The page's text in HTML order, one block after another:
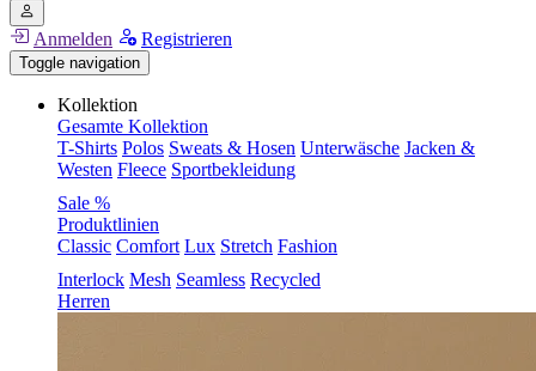
Anmelden Registrieren
Toggle navigation
Kollektion
Gesamte Kollektion
T-Shirts Polos Sweats & Hosen Unterwäsche Jacken &
Westen Fleece Sportbekleidung
Sale %
Produktlinien
Classic Comfort Lux Stretch Fashion
Interlock Mesh Seamless Recycled
Herren